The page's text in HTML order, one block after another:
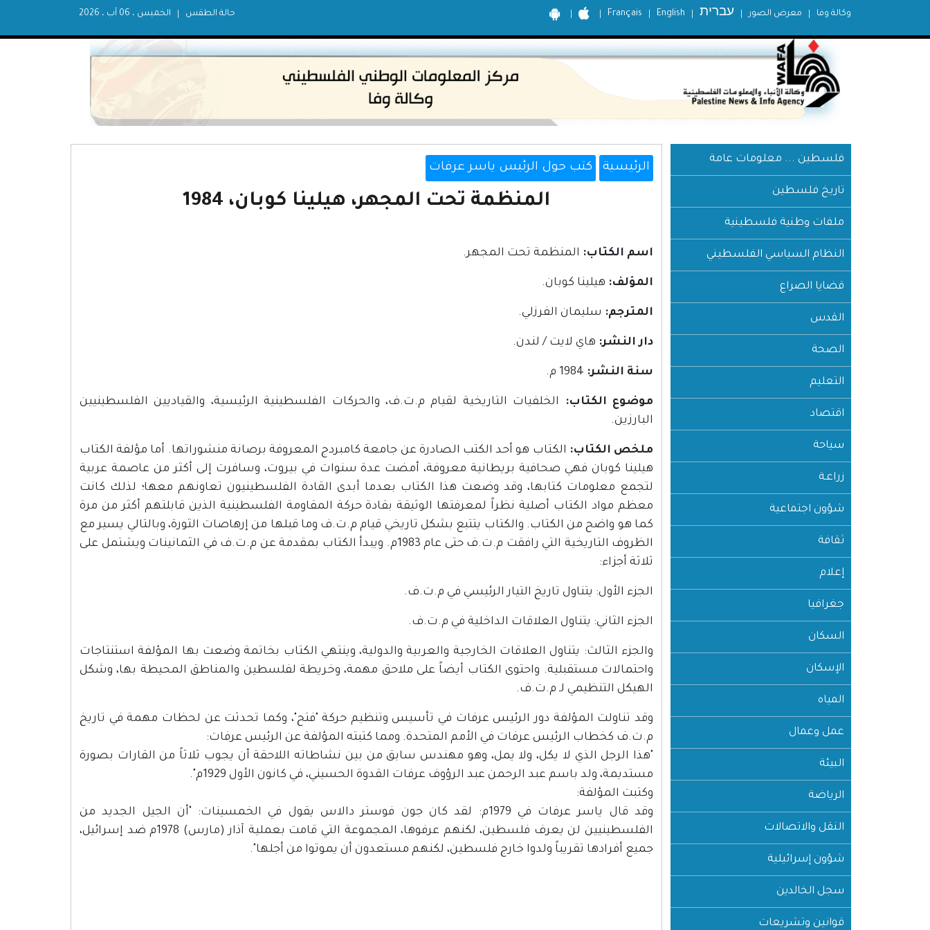
Français English עברית معرض الصور وكالة وفا الخميس ، 06 آب ، 2026 حالة الطقس
فلسطين ... معلومات عامة
تاريخ فلسطين
ملفات وطنية فلسطينية
النظام السياسي الفلسطيني
قضايا الصراع
القدس
الصحة
التعليم
اقتصاد
سياحة
زراعـة
شؤون اجتماعية
ثقافة
إعلام
جغرافيا
السكان
الإسكان
المياه
عمل وعمال
البيئة
الرياضة
النقل والاتصالات
شؤون إسرائيلية
سجل الخالدين
قوانين وتشريعات
الرئيسية كتب حول الرئيس ياسر عرفات
المنظمة تحت المجهر، هيلينا كوبان، 1984
اسم الكتاب: المنظمة تحت المجهر.
المؤلف: هيلينا كوبان.
المترجم: سليمان الفرزلي.
دار النشر: هاي لايت / لندن.
سنة النشر:
موضوع الكتاب:
الخلفيات التاريخية لقيام م.ت.ف، والحركات الفلسطينية الرئيسية، والقياديين الفلسطينيين
البارزين.
ملخص الكتاب: الكتاب هو أحد الكتب الصادرة عن جامعة كامبردج المعروفة برصانة منشوراتها. أما مؤلفة الكتاب
هيلينا كوبان فهي صحافية بريطانية معروفة، أمضت عدة سنوات في بيروت، وسافرت إلى أكثر من عاصمة عربية
لتجمع معلومات كتابها، وقد وضعت هذا الكتاب بعدما أبدى القادة الفلسطينيون تعاونهم معها؛ لذلك كانت
معظم مواد الكتاب أصلية نظراً لمعرفتها الوثيقة بقادة حركة المقاومة الفلسطينية الذين قابلتهم أكثر من مرة
كما هو واضح من الكتاب. والكتاب يتتبع بشكل تاريخي قيام م.ت.ف وما قبلها من إرهاصات الثورة، وبالتالي يسير مع
الظروف التاريخية التي رافقت م.ت.ف حتى عام 1983م. ويبدأ الكتاب بمقدمة عن م.ت.ف في الثمانينات ويشتمل على
ثلاثة أجزاء:
الجزء الأول: يتناول تاريخ التيار الرئيسي في م.ت.ف.
الجزء الثاني: يتناول العلاقات الداخلية في م.ت.ف.
والجزء الثالث: يتناول العلاقات الخارجية والعربية والدولية، وينتهي الكتاب بخاتمة وضعت بها المؤلفة استنتاجات
واحتمالات مستقبلية. واحتوى الكتاب أيضاً على ملاحق مهمة، وخريطة لفلسطين والمناطق المحيطة بها، وشكل
الهيكل التنظيمي لـ م.ت.ف.
وقد تناولت المؤلفة دور الرئيس عرفات في تأسيس وتنظيم حركة "فتح"، وكما تحدثت عن لحظات مهمة في تاريخ
م.ت.ف كخطاب الرئيس عرفات في الأمم المتحدة. ومما كتبته المؤلفة عن الرئيس عرفات:
"هذا الرجل الذي لا يكل، ولا يمل، وهو مهندس سابق من بين نشاطاته اللاحقة أن يجوب ثلاثاً من القارات بصورة
مستديمة، ولد باسم عبد الرحمن عبد الرؤوف عرفات القدوة الحسيني، في كانون الأول 1929م".
وكتبت المؤلفة:
وقد قال ياسر عرفات في 1979م: لقد كان جون فوستر دالاس يقول في الخمسينات: "أن الجيل الجديد من
الفلسطينيين لن يعرف فلسطين، لكنهم عرفوها، المجموعة التي قامت بعملية آذار (مارس) 1978م ضد إسرائيل،
جميع أفرادها تقريباً ولدوا خارج فلسطين، لكنهم مستعدون أن يموتوا من أجلها".